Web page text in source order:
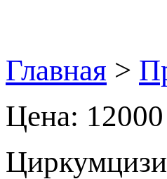
Главная >
Цена: